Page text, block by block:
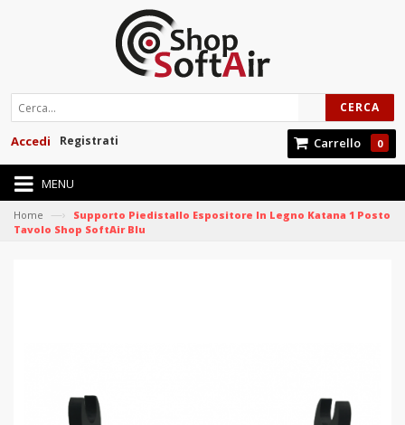
CERCA
Carrello 0
Registrati
Accedi
MENU
Home —›
Supporto Piedistallo Espositore In Legno Katana 1 Posto
Tavolo Shop SoftAir Blu